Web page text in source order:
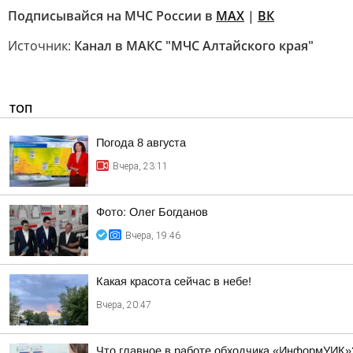
Подписывайся на МЧС России в MAX | ВК
Источник: Канал в МАКС "МЧС Алтайского края"
ТОП
Погода 8 августа
Вчера, 23:11
Фото: Олег Богданов
Вчера, 19:46
Какая красота сейчас в небе!
Вчера, 20:47